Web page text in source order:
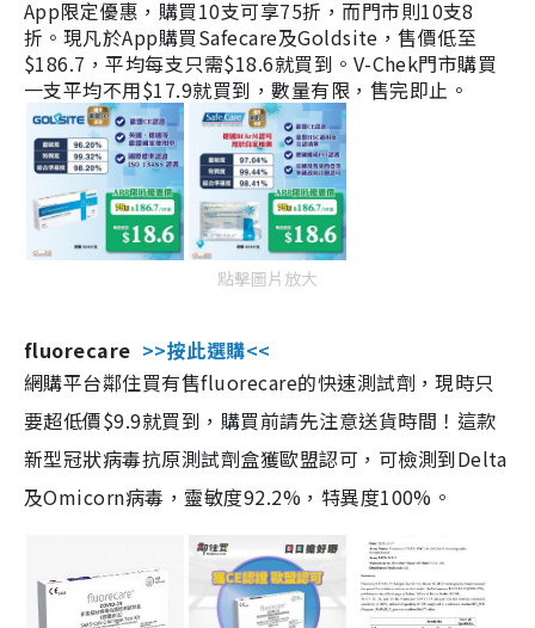
App限定優惠，購買10支可享75折，而門市則10支8
折。現凡於App購買Safecare及Goldsite，售價低至
$186.7，平均每支只需$18.6就買到。V-Chek門市購買
一支平均不用$17.9就買到，數量有限，售完即止。
點擊圖片放大
fluorecare >>按此選購<<
網購平台鄰住買有售fluorecare的快速測試劑，現時只
要超低價$9.9就買到，購買前請先注意送貨時間！這款
新型冠狀病毒抗原測試劑盒獲歐盟認可，可檢測到Delta
及Omicorn病毒，靈敏度92.2%，特異度100%。